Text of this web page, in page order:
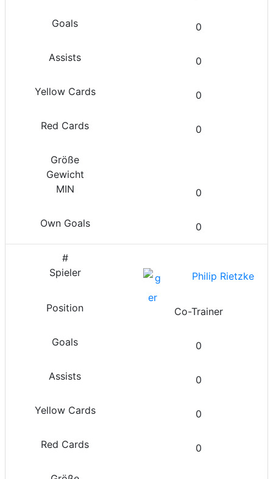
0
0
0
0
0
0
Philip Rietzke
Co-Trainer
0
0
0
0